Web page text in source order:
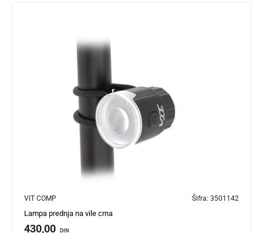
VIT COMP Šifra: 3501142
Lampa prednja na vile crna
430,00 DIN